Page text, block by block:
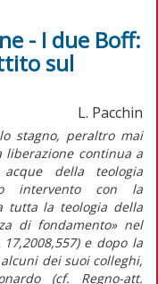
- I due Boff:
sul
L. Pacchin
stagno, peraltro mai
continua a
della teologia
intervento con la
tutta la teologia della
di fondamento» nel
e dopo la
dei suoi colleghi,
(cf. Regno-att.